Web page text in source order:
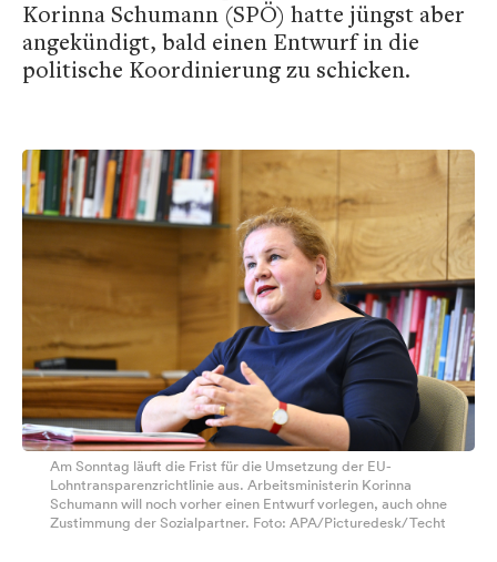
Korinna Schumann (SPÖ) hatte jüngst aber
angekündigt, bald einen Entwurf in die
politische Koordinierung zu schicken.
Am Sonntag läuft die Frist für die Umsetzung der EU-
Lohntransparenzrichtlinie aus. Arbeitsministerin Korinna
Schumann will noch vorher einen Entwurf vorlegen, auch ohne
Zustimmung der Sozialpartner. Foto: APA/Picturedesk/Techt